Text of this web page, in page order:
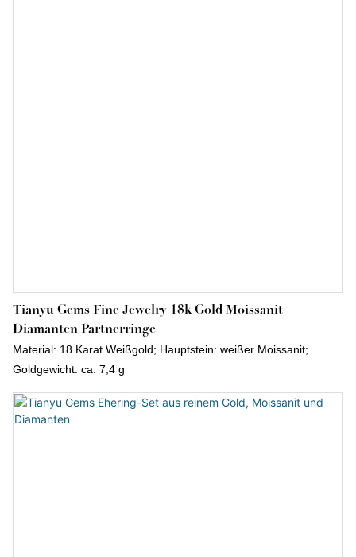
Tianyu Gems Fine Jewelry 18k Gold Moissanit
Diamanten Partnerringe
Material: 18 Karat Weißgold; Hauptstein: weißer Moissanit;
Goldgewicht: ca. 7,4 g